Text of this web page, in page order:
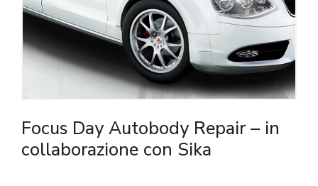
Focus Day Autobody Repair – in
collaborazione con Sika